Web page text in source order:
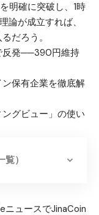
明確に突破し、1時
論が成立すれば、
だろう。
反発──390円維持
保有企業を徹底解
グビュー」の使い
）
ニュースでJinaCoin